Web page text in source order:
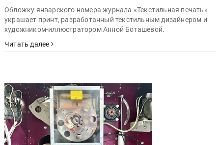
Обложку январского номера журнала «Текстильная печать»
украшает принт, разработанный текстильным дизайнером и
художником-иллюстратором Анной Боташевой.
Читать далее